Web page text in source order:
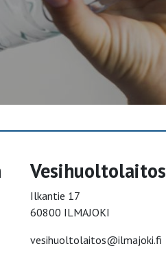
Vesihuoltolaitos
Ilkantie 17
60800 ILMAJOKI
vesihuoltolaitos@ilmajoki.fi